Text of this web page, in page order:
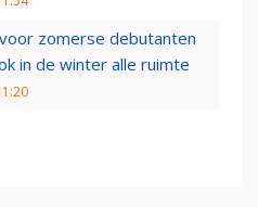
zomerse debutanten
in de winter alle ruimte